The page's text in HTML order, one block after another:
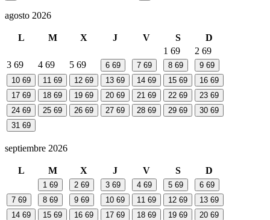
agosto 2026
L M X J V S
D
1 69 2 69
3 69 4 69 5 69 6 69 7 69 8 69 9 69
10 69 11 69 12 69 13 69 14 69 15 69 16 69
17 69 18 69 19 69 20 69 21 69 22 69 23 69
24 69 25 69 26 69 27 69 28 69 29 69 30 69
31 69
septiembre 2026
L M X J V S D
1 69 2 69 3 69 4 69 5 69 6 69
7 69 8 69 9 69 10 69 11 69 12 69 13 69
14 69 15 69 16 69 17 69 18 69 19 69 20 69